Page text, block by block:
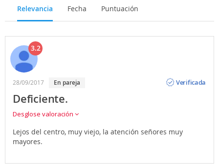
Relevancia Fecha Puntuación
3.2
28/09/2017 en pareja
Verificada
Deficiente.
Desglose valoración
Lejos del centro, muy viejo, la atención señores muy
mayores.